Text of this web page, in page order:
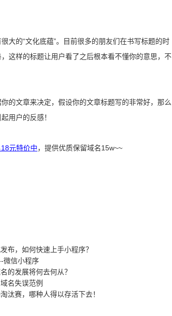
大的“文化底蕴”。目前很多的朋友们在书写标题的时
这样的标题让用户看了之后根本看不懂你的意思，不
的文章来决定，假设你的文章标题写的非常好，那么
用户的反感！
元特价中，提供优质保留域名15w~~
布，如何快速上手小程序？
微信小程序
的发展将何去何从？
名失误范例
汰赛，哪种人得以存活下去！